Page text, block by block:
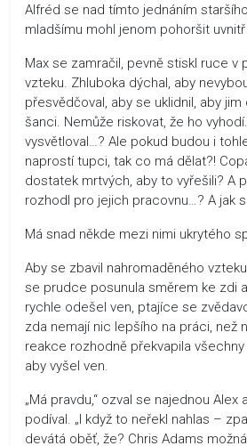
Alfréd se nad tímto jednáním
mladšímu mohl jenom pohoršit
Max se zamračil, pevně stiskl ruce v
vzteku. Zhluboka dýchal, aby
přesvědčoval, aby se uklidnil, aby
šanci. Nemůže riskovat, že ho
vysvětloval…? Ale pokud budou i
naprostí tupci, tak co má dělat?!
dostatek mrtvých, aby to vyřešili? A
rozhodl pro jejich pracovnu…? A jak
Má snad někde mezi nimi ukrytého
Aby se zbavil nahromaděného
se prudce posunula směrem ke zdi
rychle odešel ven, ptajíce se
zda nemají nic lepšího na práci, než
reakce rozhodně překvapila
aby vyšel ven.
„Má pravdu,“ ozval se najednou Alex
podíval. „I když to neřekl nahlas –
devátá oběť, že? Chris Adams